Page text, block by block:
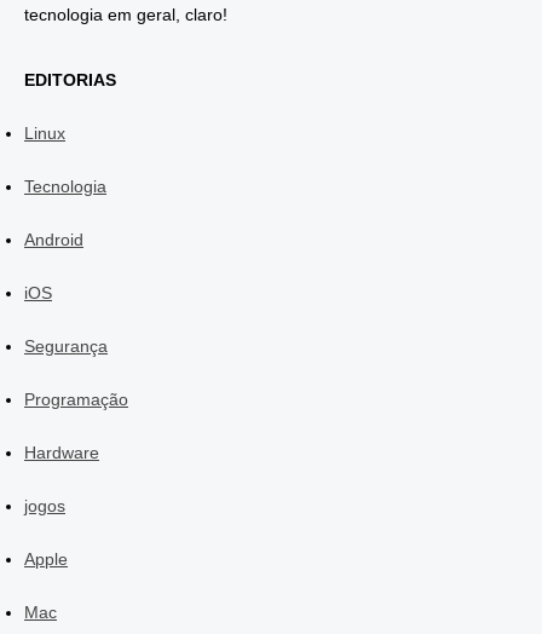
tecnologia em geral, claro!
EDITORIAS
Linux
Tecnologia
Android
iOS
Segurança
Programação
Hardware
jogos
Apple
Mac